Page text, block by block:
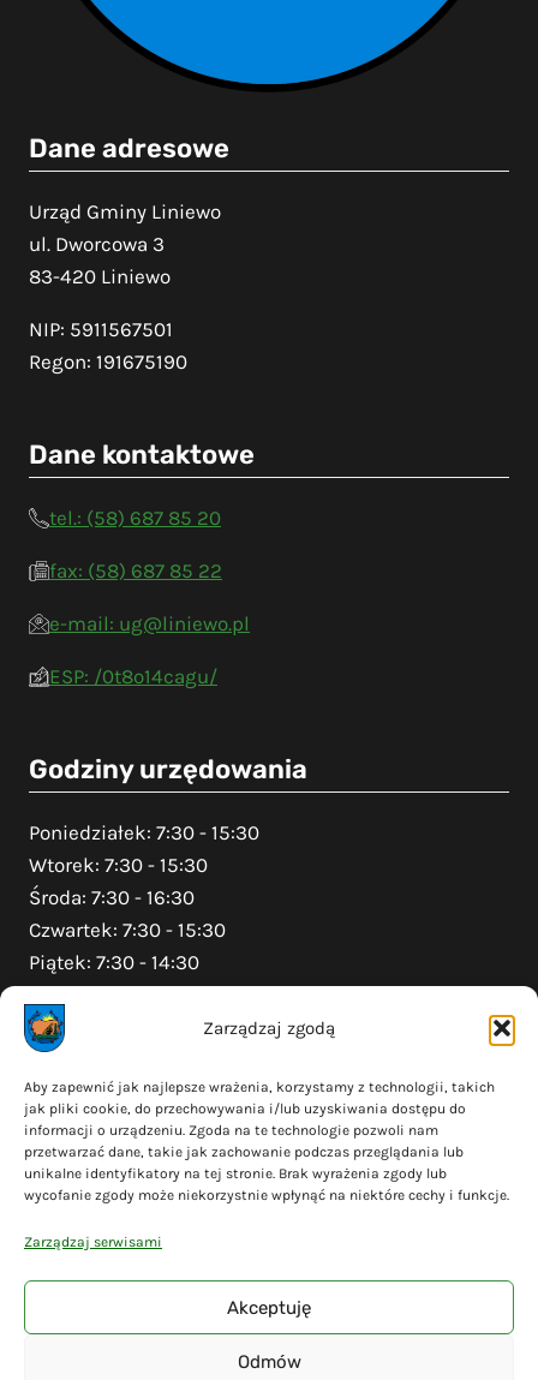
Zarządzaj zgodą
Aby zapewnić jak najlepsze wrażenia, korzystamy z technologii, takich
jak pliki cookie, do przechowywania i/lub uzyskiwania dostępu do
informacji o urządzeniu. Zgoda na te technologie pozwoli nam
przetwarzać dane, takie jak zachowanie podczas przeglądania lub
unikalne identyfikatory na tej stronie. Brak wyrażenia zgody lub
wycofanie zgody może niekorzystnie wpłynąć na niektóre cechy i funkcje.
Zarządzaj serwisami
Akceptuję
Odmów
Dane adresowe
Urząd Gminy Liniewo
ul. Dworcowa 3
83-420 Liniewo
NIP: 5911567501
Regon: 191675190
Dane kontaktowe
tel.: (58) 687 85 20
fax: (58) 687 85 22
e-mail: ug@liniewo.pl
ESP: /0t8o14cagu/
Godziny urzędowania
Poniedziałek: 7:30 - 15:30
Wtorek: 7:30 - 15:30
Środa: 7:30 - 16:30
Czwartek: 7:30 - 15:30
Piątek: 7:30 - 14:30
Na skróty
Polityka prywatności
Polityka plików cookies (EU)
Deklaracja dostępności
Mapa serwisu